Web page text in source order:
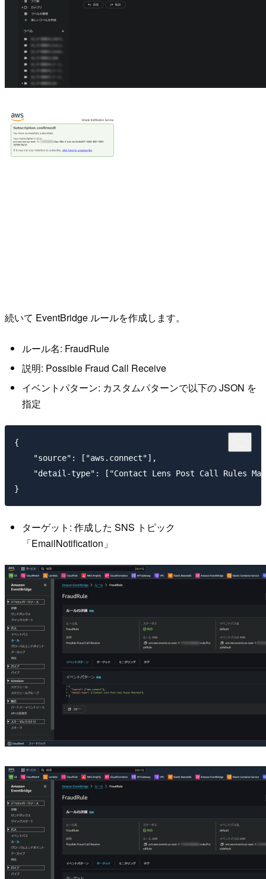
続いて EventBridge ルールを作成します。
ルール名: FraudRule
説明: Possible Fraud Call Receive
イベントパターン: カスタムパターンで以下の JSON を
指定
{
    "source": ["aws.connect"],
"detail-type": ["Contact Lens Post Call Rules
ターゲット: 作成した SNS トピック
「EmailNotification」